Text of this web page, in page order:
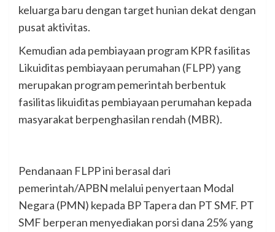
keluarga baru dengan target hunian dekat dengan
pusat aktivitas.
Kemudian ada pembiayaan program KPR fasilitas
Likuiditas pembiayaan perumahan (FLPP) yang
merupakan program pemerintah berbentuk
fasilitas likuiditas pembiayaan perumahan kepada
masyarakat berpenghasilan rendah (MBR).
Pendanaan FLPP ini berasal dari
pemerintah/APBN melalui penyertaan Modal
Negara (PMN) kepada BP Tapera dan PT SMF. PT
SMF berperan menyediakan porsi dana 25% yang